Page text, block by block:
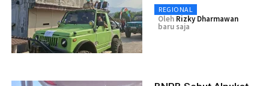
REGIONAL
Oleh Rizky Dharmawan
baru saja